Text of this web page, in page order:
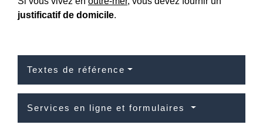
justificatif de domicile.
Textes de référence
Services en ligne et formulaires